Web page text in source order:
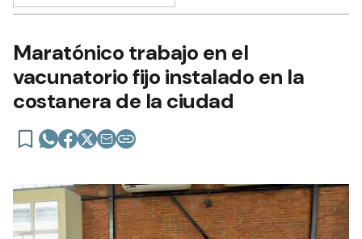
Maratónico trabajo en el
vacunatorio fijo instalado en la
costanera de la ciudad